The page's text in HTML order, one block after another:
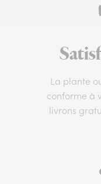
La plante
conforme à
livrons